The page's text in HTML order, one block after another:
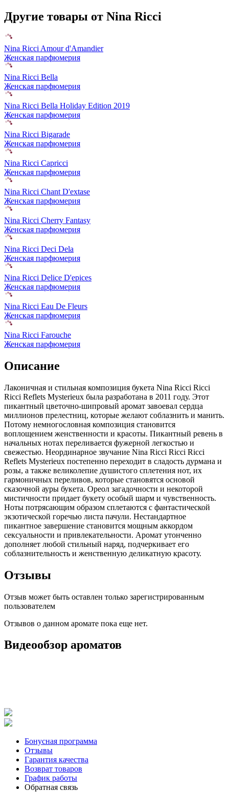
Другие товары от Nina Ricci
Nina Ricci Amour d'Amandier
Женская парфюмерия
Nina Ricci Bella
Женская парфюмерия
Nina Ricci Bella Holiday Edition 2019
Женская парфюмерия
Nina Ricci Bigarade
Женская парфюмерия
Nina Ricci Capricci
Женская парфюмерия
Nina Ricci Chant D'extase
Женская парфюмерия
Nina Ricci Cherry Fantasy
Женская парфюмерия
Nina Ricci Deci Dela
Женская парфюмерия
Nina Ricci Delice D'epices
Женская парфюмерия
Nina Ricci Eau De Fleurs
Женская парфюмерия
Nina Ricci Farouche
Женская парфюмерия
Описание
Лаконичная и стильная композиция букета Nina Ricci Ricci
Ricci Reflets Mysterieux была разработана в 2011 году. Этот
пикантный цветочно-шипровый аромат завоевал сердца
миллионов прелестниц, которые желают соблазнить и манить.
Потому немногословная композиция становится
воплощением женственности и красоты. Пикантный ревень в
начальных нотах переливается фужерной легкостью и
свежестью. Неординарное звучание Nina Ricci Ricci Ricci
Reflets Mysterieux постепенно переходит в сладость дурмана и
розы, а также великолепие душистого сплетения нот, их
гармоничных переливов, которые становятся основой
сказочной ауры букета. Ореол загадочности и некоторой
мистичности придает букету особый шарм и чувственность.
Ноты потрясающим образом сплетаются с фантастической
экзотической горечью листа пачули. Нестандартное
пикантное завершение становится мощным аккордом
сексуальности и привлекательности. Аромат утонченно
дополняет любой стильный наряд, подчеркивает его
соблазнительность и женственную деликатную красоту.
Отзывы
Отзыв может быть оставлен только зарегистрированным
пользователем
Отзывов о данном аромате пока еще нет.
Видеообзор ароматов
Бонусная программа
Отзывы
Гарантия качества
Возврат товаров
График работы
Обратная связь